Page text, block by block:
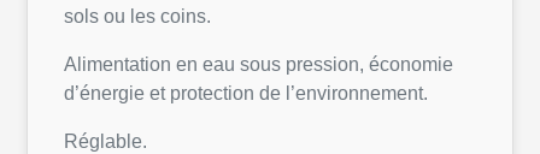
sols ou les coins.
Alimentation en eau sous pression, économie
d’énergie et protection de l’environnement.
Réglable.